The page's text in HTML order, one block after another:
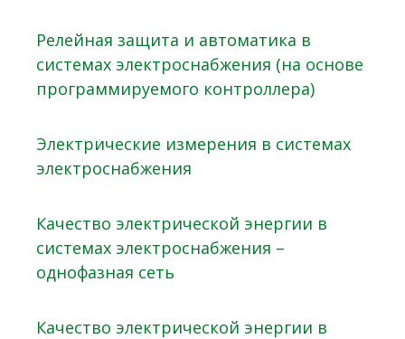
Релейная защита и автоматика в
системах электроснабжения (на основе
программируемого контроллера)
Электрические измерения в системах
электроснабжения
Качество электрической энергии в
системах электроснабжения –
однофазная сеть
Качество электрической энергии в